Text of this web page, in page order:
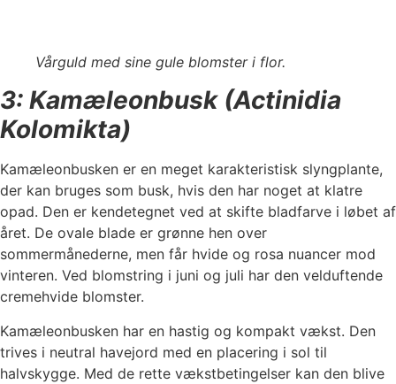
Vårguld med sine gule blomster i flor.
3: Kamæleonbusk (Actinidia
Kolomikta)
Kamæleonbusken er en meget karakteristisk slyngplante,
der kan bruges som busk, hvis den har noget at klatre
opad. Den er kendetegnet ved at skifte bladfarve i løbet af
året. De ovale blade er grønne hen over
sommermånederne, men får hvide og rosa nuancer mod
vinteren. Ved blomstring i juni og juli har den velduftende
cremehvide blomster.
Kamæleonbusken har en hastig og kompakt vækst. Den
trives i neutral havejord med en placering i sol til
halvskygge. Med de rette vækstbetingelser kan den blive